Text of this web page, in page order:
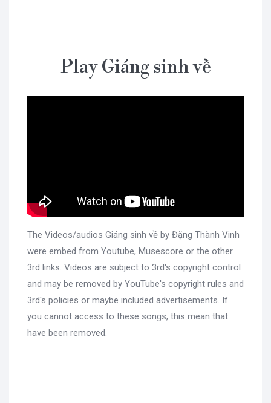
Play Giáng sinh về
The Videos/audios Giáng sinh về by Đặng Thành Vinh
were embed from Youtube, Musescore or the other
3rd links. Videos are subject to 3rd's copyright control
and may be removed by YouTube's copyright rules and
3rd's policies or maybe included advertisements. If
you cannot access to these songs, this mean that
have been removed.